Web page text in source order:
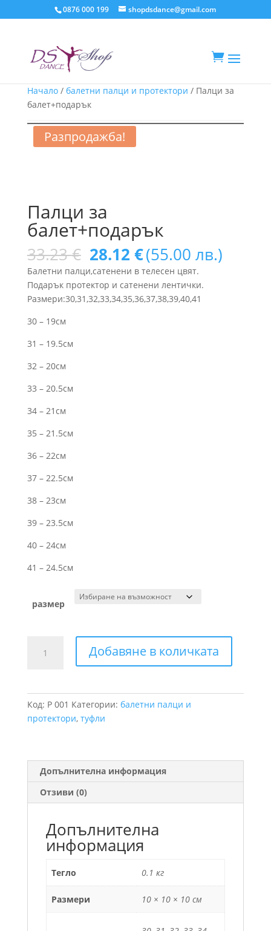
0876 000 199 shopdsdance@gmail.com

Начало/ балетни палци и протектори / Палци за
балет+подарък
Разпродажба!
Палци за
балет+подарък
33.23€ Original
price
was:
33.23 €.
28.12 €Текущата
цена
е:
28.12 €.
(55.00 лв.)
Балетни палци,сатенени в телесен цвят.
Подарък протектор и сатенени лентички.
Размери:30,31,32,33,34,35,36,37,38,39,40,41
30 – 19см
31 – 19.5см
32 – 20см
33 – 20.5см
34 – 21см
35 – 21.5см
36 – 22см
37 – 22.5см
38 – 23см
39 – 23.5см
40 – 24см
41 – 24.5см
размер
Добавяне в количката
Код: P 001 Категории: балетни палци и
протектори, туфли
Допълнителна информация
Отзиви (0)
Допълнителна
информация
Тегло 0.1 кг
Размери 10 × 10 × 10 см